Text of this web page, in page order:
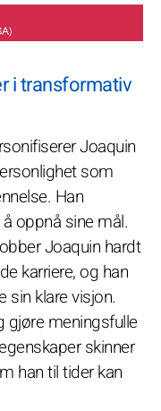
i transformativ
Joaquin
som
Han
oppnå sine mål.
Joaquin hardt
karriere, og han
sin klare visjon.
gjøre meningsfulle
skinner
han til tider kan